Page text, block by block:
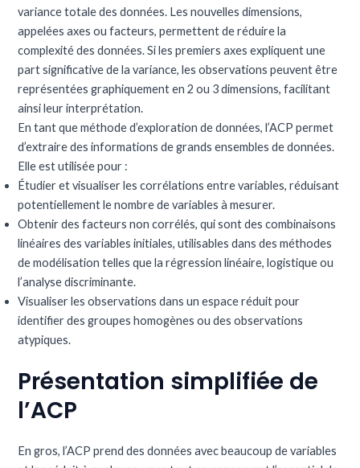
variance totale des données. Les nouvelles dimensions,
appelées axes ou facteurs, permettent de réduire la
complexité des données. Si les premiers axes expliquent une
part significative de la variance, les observations peuvent être
représentées graphiquement en 2 ou 3 dimensions, facilitant
ainsi leur interprétation.
En tant que méthode d’exploration de données, l’ACP permet
d’extraire des informations de grands ensembles de données.
Elle est utilisée pour :
Étudier et visualiser les corrélations entre variables, réduisant
potentiellement le nombre de variables à mesurer.
Obtenir des facteurs non corrélés, qui sont des combinaisons
linéaires des variables initiales, utilisables dans des méthodes
de modélisation telles que la régression linéaire, logistique ou
l’analyse discriminante.
Visualiser les observations dans un espace réduit pour
identifier des groupes homogènes ou des observations
atypiques.
Présentation simplifiée de
l’ACP
En gros, l’ACP prend des données avec beaucoup de variables